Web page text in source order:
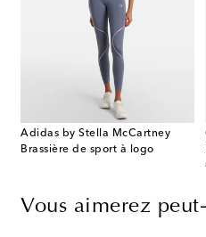
Adidas by Stella McCartney
Brassière de sport à logo
Vous aimerez